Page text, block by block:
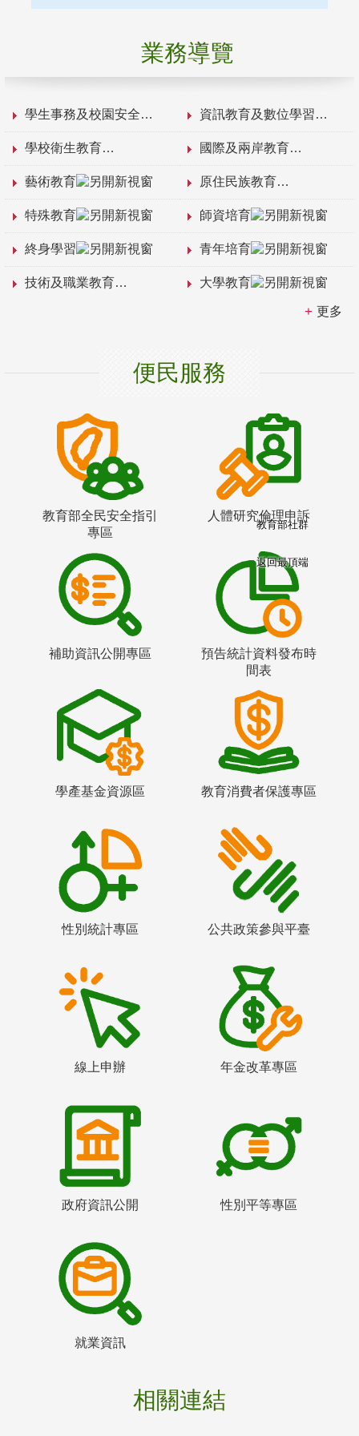
業務導覽
學生事務及校園安全 資訊教育及數位學習
學校衛生教育 國際及兩岸教育
藝術教育 原住民族教育
特殊教育 師資培育
終身學習 青年培育
技術及職業教育 大學教育
更多
便民服務
教育部全民安全指引
專區
人體研究倫理申訴
補助資訊公開專區
預告統計資料發布時
間表
學產基金資源區 教育消費者保護專區
性別統計專區 公共政策參與平臺
線上申辦 年金改革專區
政府資訊公開 性別平等專區
就業資訊
相關連結
教育部社群
返回最頂端